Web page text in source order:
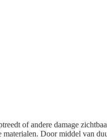
of andere damage
materialen. Door middel van